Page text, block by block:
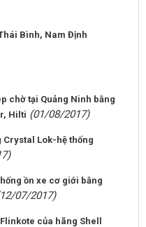
Bình, Nam Định
chờ tại Quảng Ninh bằng
Hilti (01/08/2017)
Crystal Lok-hệ thống
ồn xe cơ giới bằng
07/2017)
của hãng Shell